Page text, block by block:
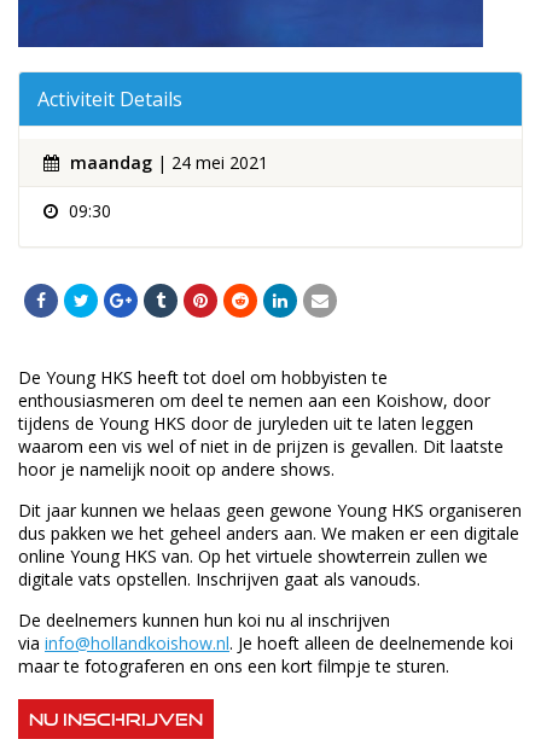
Activiteit Details
maandag | 24 mei 2021
09:30
De Young HKS heeft tot doel om hobbyisten te
enthousiasmeren om deel te nemen aan een Koishow, door
tijdens de Young HKS door de juryleden uit te laten leggen
waarom een vis wel of niet in de prijzen is gevallen. Dit laatste
hoor je namelijk nooit op andere shows.
Dit jaar kunnen we helaas geen gewone Young HKS organiseren
dus pakken we het geheel anders aan. We maken er een digitale
online Young HKS van. Op het virtuele showterrein zullen we
digitale vats opstellen. Inschrijven gaat als vanouds.
De deelnemers kunnen hun koi nu al inschrijven
via info@hollandkoishow.nl. Je hoeft alleen de deelnemende koi
maar te fotograferen en ons een kort filmpje te sturen.
NU INSCHRIJVEN